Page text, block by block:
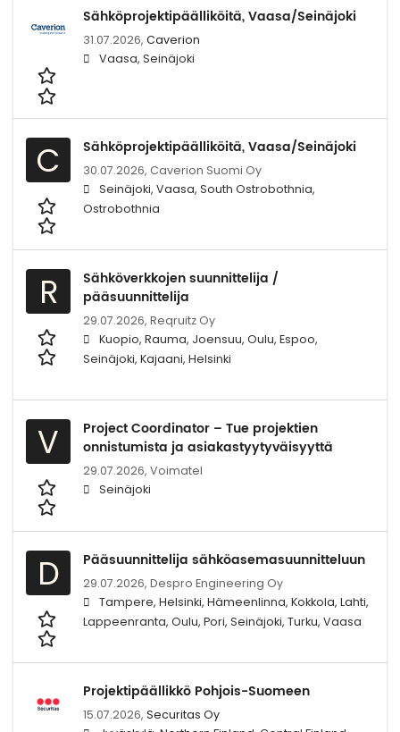
Sähköprojektipäälliköitä, Vaasa/Seinäjoki
31.07.2026, Caverion
Vaasa, Seinäjoki
C Sähköprojektipäälliköitä, Vaasa/Seinäjoki
30.07.2026, Caverion Suomi Oy
Seinäjoki, Vaasa, South Ostrobothnia,
Ostrobothnia
R
Sähköverkkojen suunnittelija /
pääsuunnittelija
29.07.2026, Reqruitz Oy
Kuopio, Rauma, Joensuu, Oulu, Espoo,
Seinäjoki, Kajaani, Helsinki
V
Project Coordinator – Tue projektien
onnistumista ja asiakastyytyväisyyttä
29.07.2026, Voimatel
Seinäjoki
D Pääsuunnittelija sähköasemasuunnitteluun
29.07.2026, Despro Engineering Oy
Tampere, Helsinki, Hämeenlinna, Kokkola, Lahti,
Lappeenranta, Oulu, Pori, Seinäjoki, Turku, Vaasa
Projektipäällikkö Pohjois-Suomeen
15.07.2026, Securitas Oy